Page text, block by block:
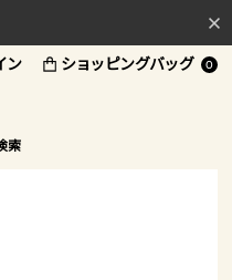
ン ショッピングバッグ 0
索